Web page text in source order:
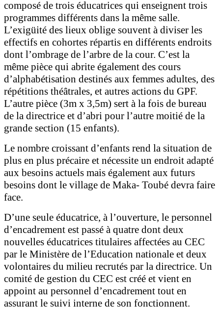
composé de trois éducatrices qui enseignent trois
programmes différents dans la même salle.
L’exigüité des lieux oblige souvent à diviser les
effectifs en cohortes répartis en différents endroits
dont l’ombrage de l’arbre de la cour. C’est la
même pièce qui abrite également des cours
d’alphabétisation destinés aux femmes adultes, des
répétitions théâtrales, et autres actions du GPF.
L’autre pièce (3m x 3,5m) sert à la fois de bureau
de la directrice et d’abri pour l’autre moitié de la
grande section (15 enfants).
Le nombre croissant d’enfants rend la situation de
plus en plus précaire et nécessite un endroit adapté
aux besoins actuels mais également aux futurs
besoins dont le village de Maka- Toubé devra faire
face.
D’une seule éducatrice, à l’ouverture, le personnel
d’encadrement est passé à quatre dont deux
nouvelles éducatrices titulaires affectées au CEC
par le Ministère de l’Education nationale et deux
volontaires du milieu recrutés par la directrice. Un
comité de gestion du CEC est créé et vient en
appoint au personnel d’encadrement tout en
assurant le suivi interne de son fonctionnent.